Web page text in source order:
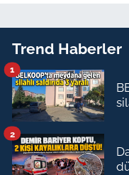
Trend Haberler
1
2